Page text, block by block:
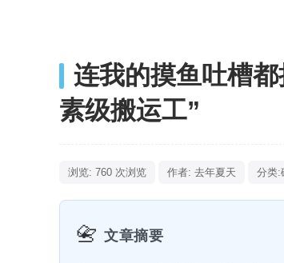
连我的摸鱼吐槽
素级搬运工”
浏览: 760 次浏览 作者: 去年夏天 分类:
📇 文章摘要